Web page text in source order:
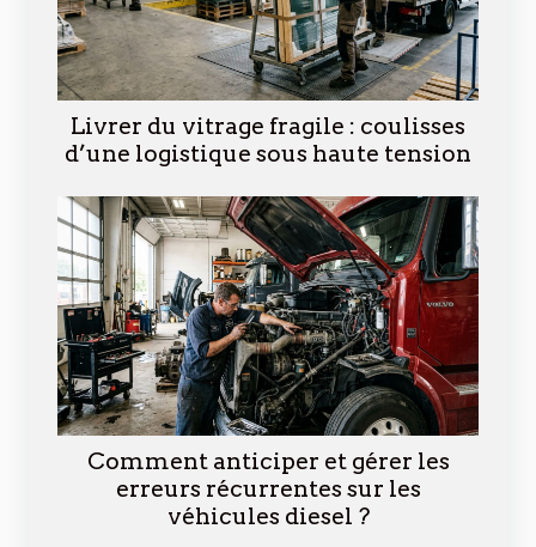
Livrer du vitrage fragile : coulisses
d’une logistique sous haute tension
Comment anticiper et gérer les
erreurs récurrentes sur les
véhicules diesel ?